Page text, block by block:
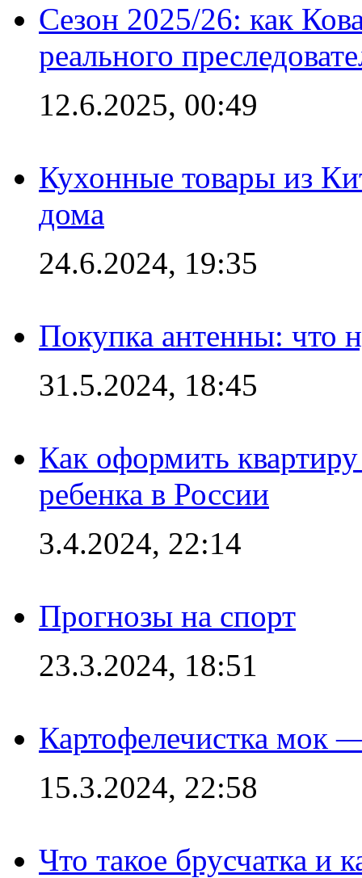
Сезон 2025/26: как
реального
12.6.2025, 00:49
Кухонные товары из
дома
24.6.2024, 19:35
Покупка антенны: что
31.5.2024, 18:45
Как оформить
ребенка в России
3.4.2024, 22:14
Прогнозы на спорт
23.3.2024, 18:51
Картофелечистка мок
15.3.2024, 22:58
Что такое брусчатка и